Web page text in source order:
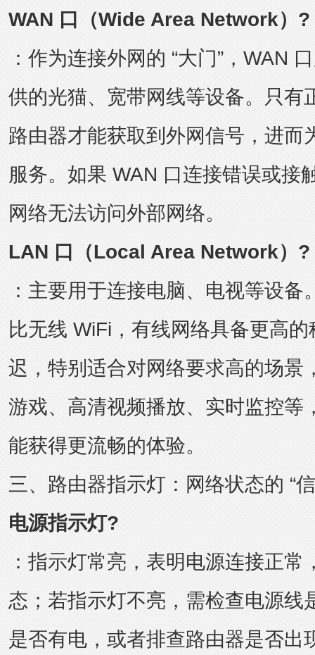
WAN 口（Wide Area Network）?
：作为连接外网的 “大门”，WAN
供的光猫、宽带网线等设备。只有
路由器才能获取到外网信号，进而
服务。如果 WAN 口连接错误或接
网络无法访问外部网络。
LAN 口（Local Area Network）?
：主要用于连接电脑、电视等设备
比无线 WiFi，有线网络具备更高
迟，特别适合对网络要求高的场景
游戏、高清视频播放、实时监控等
能获得更流畅的体验。
三、路由器指示灯：网络状态的 “
电源指示灯?
：指示灯常亮，表明电源连接正常
态；若指示灯不亮，需检查电源线
是否有电，或者排查路由器是否出